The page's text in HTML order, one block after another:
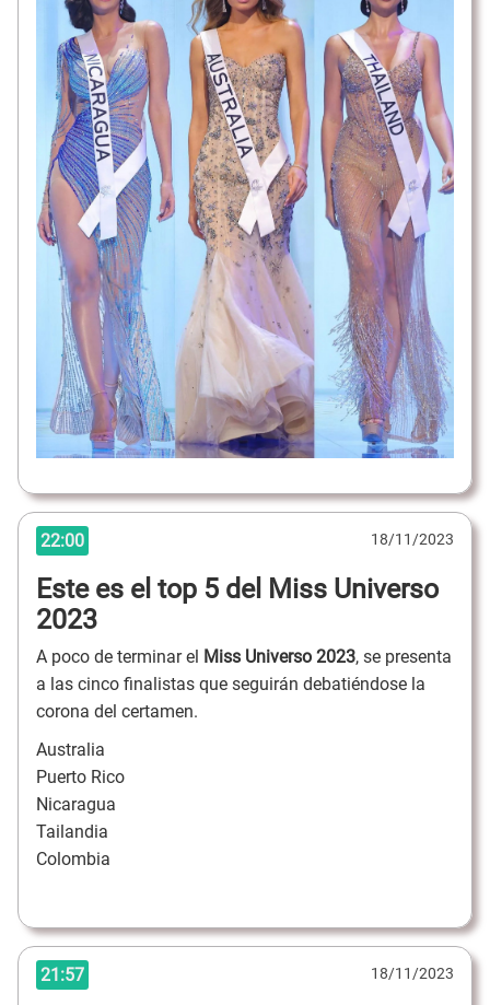
22:00 18/11/2023
Este es el top 5 del Miss Universo
2023
A poco de terminar el Miss Universo 2023, se presenta
a las cinco finalistas que seguirán debatiéndose la
corona del certamen.
Australia
Puerto Rico
Nicaragua
Tailandia
Colombia
21:57 18/11/2023